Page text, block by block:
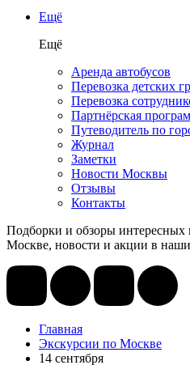
Ещё
Ещё
Аренда автобусов
Перевозка детских
Перевозка
Партнёрская
Путеводитель по
Журнал
Заметки
Новости Москвы
Отзывы
Контакты
Подборки и обзоры интересных
Москве, новости и акции в
Главная
Экскурсии по Москве
14 сентября